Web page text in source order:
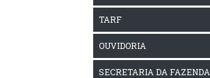
TARF
OUVIDORIA
SECRETARIA DA FAZENDA